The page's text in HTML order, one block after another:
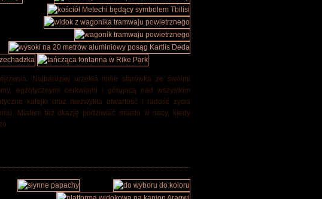
Najbardziej urzekła mnie starówka ze swoimi
egzotycznymi cerkwiami i górujacą nad wszystkim
kafejki oraz niezwykła otwartość i radość życia
Miałem też okazję podziwiać miasto w nocy, kiedy